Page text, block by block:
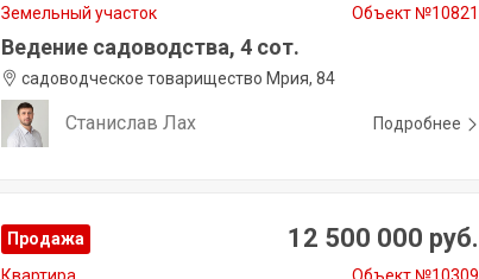
Земельный участок Объект №10821
Ведение садоводства, 4 сот.
садоводческое товарищество Мрия, 84
Станислав Лах Подробнее
Продажа 12 500 000 руб.